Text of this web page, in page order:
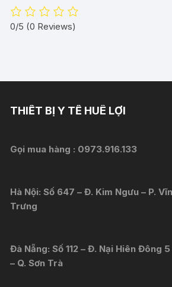
0/5 (0 Reviews)
THIẾT BỊ Y TẾ HUÊ LỢI
Gọi mua hàng : 0973.916.133
Hà Nội: Số 647 – Đ. Kim Ngưu – P.
Trưng
Đà Nẵng: Số 112 – Đ. Nại Hiên Đông
– Q. Sơn Trà